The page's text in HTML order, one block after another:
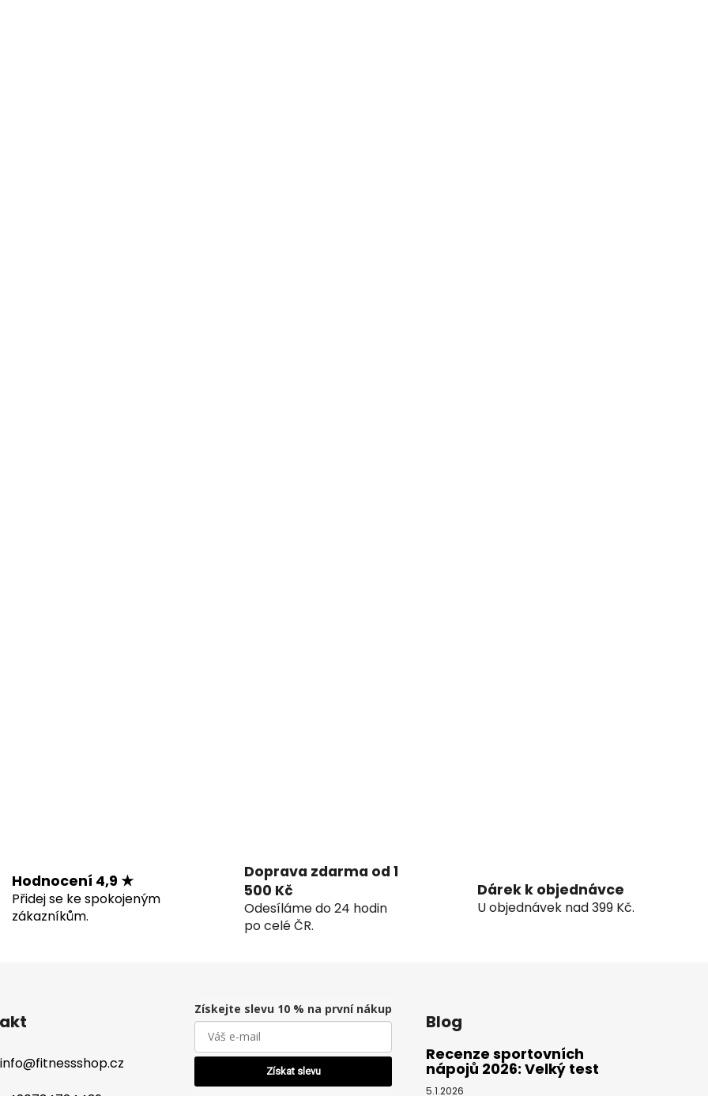
Hodnocení 4,9 ★
Přidej se ke spokojeným
zákazníkům.
Doprava zdarma od 1
500 Kč
Odesíláme do 24 hodin
po celé ČR.
Dárek k objednávce
U objednávek nad 399 Kč.
info@fitnessshop.cz
Získejte slevu 10 % na první nákup
Získat slevu
Blog
Recenze sportovních
nápojů 2026: Velký test
5.1.2026